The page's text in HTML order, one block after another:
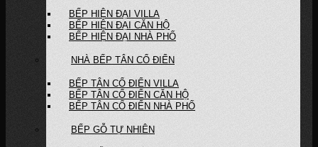
BẾP HIỆN ĐẠI VILLA
BẾP HIỆN ĐẠI CĂN HỘ
BẾP HIỆN ĐẠI NHÀ PHỐ
NHÀ BẾP TÂN CỔ ĐIỂN
BẾP TÂN CỔ ĐIỂN VILLA
BẾP TÂN CỔ ĐIỂN CĂN HỘ
BẾP TÂN CỔ ĐIỂN NHÀ PHỐ
BẾP GỖ TỰ NHIÊN